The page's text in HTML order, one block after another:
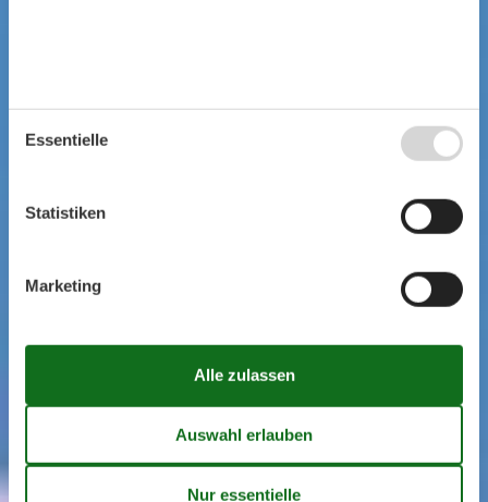
Essentielle
Statistiken
Marketing